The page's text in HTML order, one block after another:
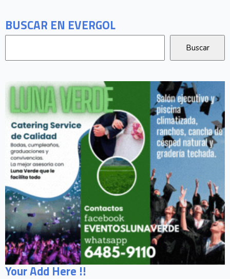
BUSCAR EN EVERGOL
Your Add Here !!